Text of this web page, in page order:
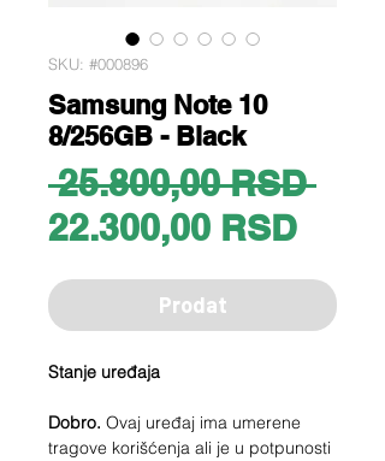
SKU: #000896
Samsung Note 10
8/256GB - Black
25.800,00 RSD
22.300,00 RSDSale
Price
Prodat
Stanje uređaja
Dobro. Ovaj uređaj ima umerene
tragove korišćenja ali je u potpunosti